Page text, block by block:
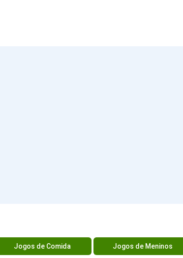
Jogos de Comida Jogos de Meninos